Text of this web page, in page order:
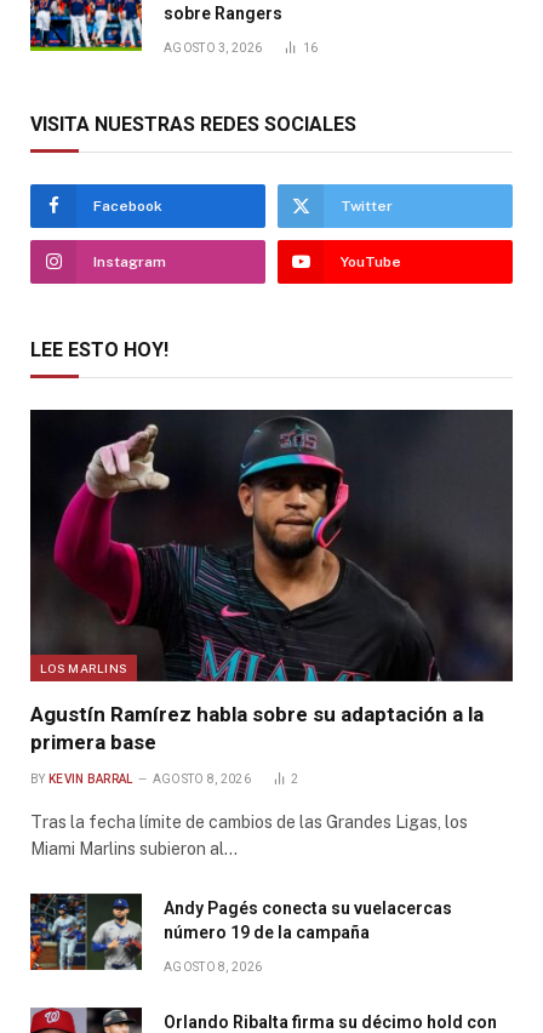
sobre Rangers
AGOSTO 3, 2026 16
VISITA NUESTRAS REDES SOCIALES
Facebook Twitter
Instagram YouTube
LEE ESTO HOY!
LOS MARLINS
Agustín Ramírez habla sobre su adaptación a la
primera base
BY KEVIN BARRAL AGOSTO 8, 2026 2
Tras la fecha límite de cambios de las Grandes Ligas, los
Miami Marlins subieron al…
Andy Pagés conecta su vuelacercas
número 19 de la campaña
AGOSTO 8, 2026
Orlando Ribalta firma su décimo hold con